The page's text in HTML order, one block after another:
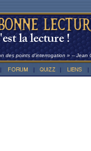
des points d'interrogation » -- Jean